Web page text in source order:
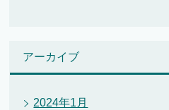
アーカイブ
2024年1月